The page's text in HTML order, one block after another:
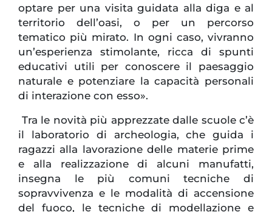
optare per una visita guidata alla diga e al
territorio dell’oasi, o per un percorso
tematico più mirato. In ogni caso, vivranno
un’esperienza stimolante, ricca di spunti
educativi utili per conoscere il paesaggio
naturale e potenziare la capacità personali
di interazione con esso».
Tra le novità più apprezzate dalle scuole c’è
il laboratorio di archeologia, che guida i
ragazzi alla lavorazione delle materie prime
e alla realizzazione di alcuni manufatti,
insegna le più comuni tecniche di
sopravvivenza e le modalità di accensione
del fuoco, le tecniche di modellazione e